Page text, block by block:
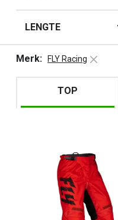
LENGTE
Merk: FLY Racing
TOP